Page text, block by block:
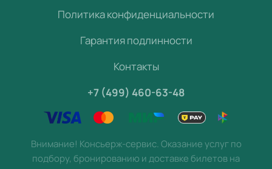
Политика конфиденциальности
Гарантия подлинности
Контакты
+7 (499) 460-63-48
Внимание! Консьерж-сервис. Оказание услуг по
подбору, бронированию и доставке билетов на